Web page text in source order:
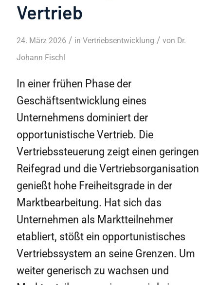
Vertrieb
24. März 2026 / in Vertriebsentwicklung / von Dr.
Johann Fischl
In einer frühen Phase der
Geschäftsentwicklung eines
Unternehmens dominiert der
opportunistische Vertrieb. Die
Vertriebssteuerung zeigt einen geringen
Reifegrad und die Vertriebsorganisation
genießt hohe Freiheitsgrade in der
Marktbearbeitung. Hat sich das
Unternehmen als Marktteilnehmer
etabliert, stößt ein opportunistisches
Vertriebssystem an seine Grenzen. Um
weiter generisch zu wachsen und